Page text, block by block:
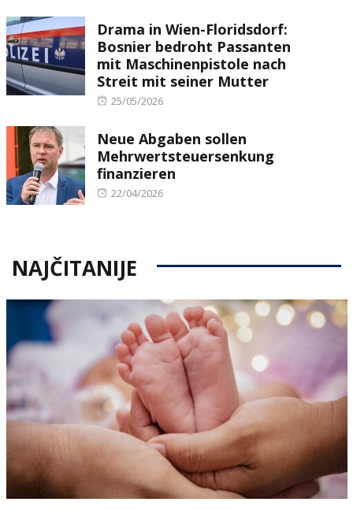
Drama in Wien-Floridsdorf:
Bosnier bedroht Passanten
mit Maschinenpistole nach
Streit mit seiner Mutter
Posted
25/05/2026
Neue Abgaben sollen
Mehrwertsteuersenkung
finanzieren
Posted
22/04/2026
NAJČITANIJE